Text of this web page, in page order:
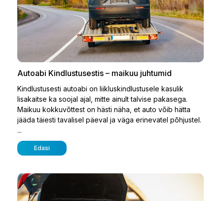
Autoabi Kindlustusestis – maikuu juhtumid
Kindlustusesti autoabi on liikluskindlustusele kasulik
lisakaitse ka soojal ajal, mitte ainult talvise pakasega.
Maikuu kokkuvõttest on hästi näha, et auto võib hätta
jääda täiesti tavalisel päeval ja väga erinevatel põhjustel.
...
Edasi